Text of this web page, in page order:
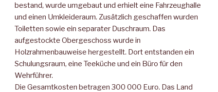
bestand, wurde umgebaut und erhielt eine Fahrzeughalle
und einen Umkleideraum. Zusätzlich geschaffen wurden
Toiletten sowie ein separater Duschraum. Das
aufgestockte Obergeschoss wurde in
Holzrahmenbauweise hergestellt. Dort entstanden ein
Schulungsraum, eine Teeküche und ein Büro für den
Wehrführer.
Die Gesamtkosten betragen 300 000 Euro. Das Land